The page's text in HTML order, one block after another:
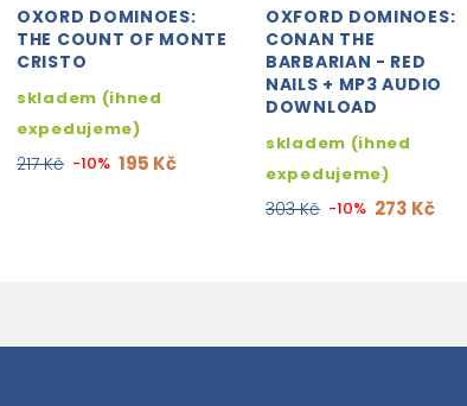
OXORD DOMINOES:
THE COUNT OF MONTE
CRISTO
skladem (ihned
expedujeme)
217 Kč -10% 195 Kč
OXFORD DOMINOES:
CONAN THE
BARBARIAN - RED
NAILS + MP3 AUDIO
DOWNLOAD
skladem (ihned
expedujeme)
303 Kč -10% 273 Kč